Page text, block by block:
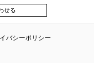
せる
バシーポリシー